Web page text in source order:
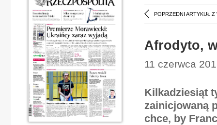
POPRZEDNI ARTYKUŁ Z
Afrodyto,
11 czerwca
Kilkadziesiąt
zainicjowaną
chce, by